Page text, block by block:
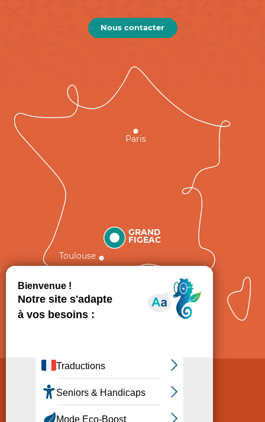
Nous contacter
GRAND
FIGEAC
Toulouse
Paris
Politique de Protection des données
Consentement